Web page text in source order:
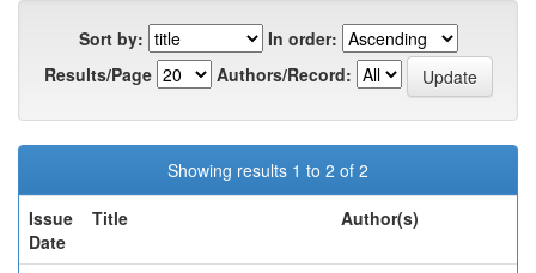
Sort by:
In order:
Results/Page
Authors/Record:
Showing results 1 to 2 of 2
Issue
Date
Title Author(s)